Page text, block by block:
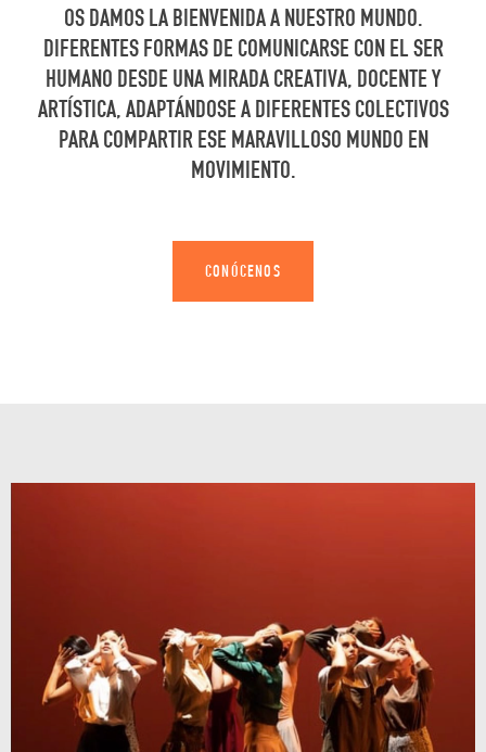
OS DAMOS LA BIENVENIDA A NUESTRO MUNDO.
DIFERENTES FORMAS DE COMUNICARSE CON EL SER
HUMANO DESDE UNA MIRADA CREATIVA, DOCENTE Y
ARTÍSTICA, ADAPTÁNDOSE A DIFERENTES COLECTIVOS
PARA COMPARTIR ESE MARAVILLOSO MUNDO EN
MOVIMIENTO.
CONÓCENOS